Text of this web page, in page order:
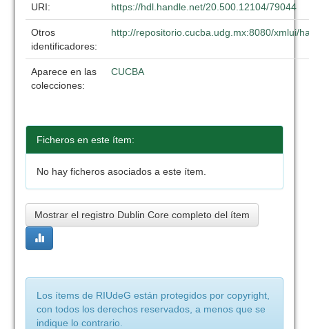
URI: https://hdl.handle.net/20.500.12104/79044
Otros
identificadores:
http://repositorio.cucba.udg.mx:8080/xmlui/
Aparece en las
colecciones:
CUCBA
Ficheros en este ítem:
No hay ficheros asociados a este ítem.
Mostrar el registro Dublin Core completo del ítem
Los ítems de RIUdeG están protegidos por copyright,
con todos los derechos reservados, a menos que se
indique lo contrario.